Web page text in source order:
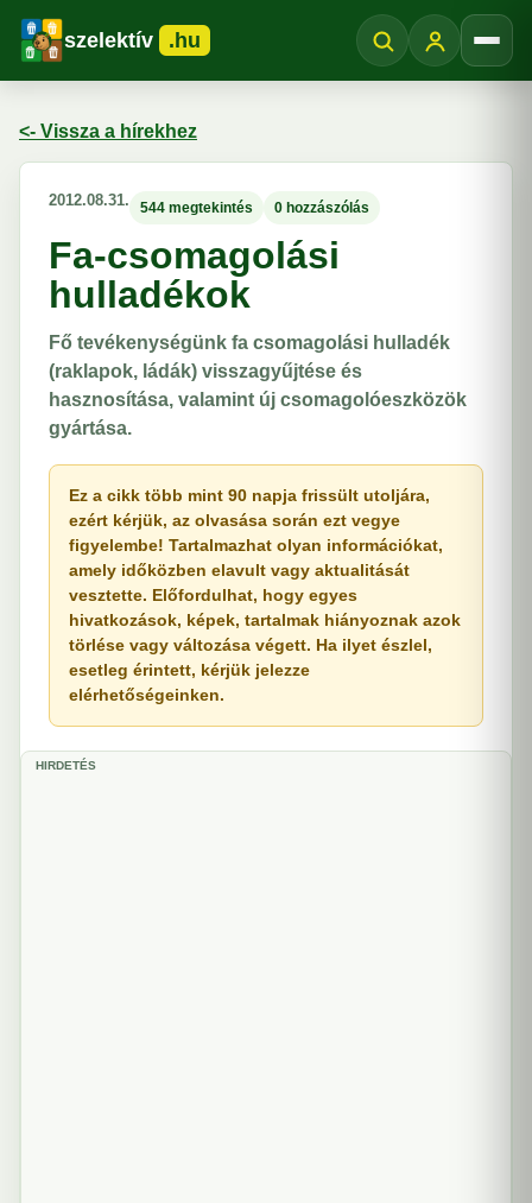
szelektív .hu
<- Vissza a hírekhez
2012.08.31. 544 megtekintés 0 hozzászólás
Fa-csomagolási
hulladékok
Fő tevékenységünk fa csomagolási hulladék
(raklapok, ládák) visszagyűjtése és
hasznosítása, valamint új csomagolóeszközök
gyártása.
Ez a cikk több mint 90 napja frissült utoljára,
ezért kérjük, az olvasása során ezt vegye
figyelembe! Tartalmazhat olyan információkat,
amely időközben elavult vagy aktualitását
vesztette. Előfordulhat, hogy egyes
hivatkozások, képek, tartalmak hiányoznak azok
törlése vagy változása végett. Ha ilyet észlel,
esetleg érintett, kérjük jelezze
elérhetőségeinken.
HIRDETÉS